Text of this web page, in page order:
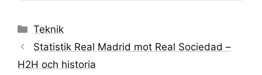
Kategorier
Teknik
Statistik Real Madrid mot Real Sociedad –
H2H och historia